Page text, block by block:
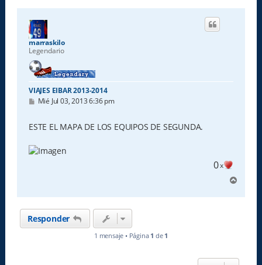
marraskilo
Legendario
VIAJES EIBAR 2013-2014
M
s
a
e
Mié Jul 03, 2013 6:36 pm
ESTE EL MAPA DE LOS EQUIPOS DE SEGUNDA.
0x
r
Responder
1 mensaje • Página 1 de 1